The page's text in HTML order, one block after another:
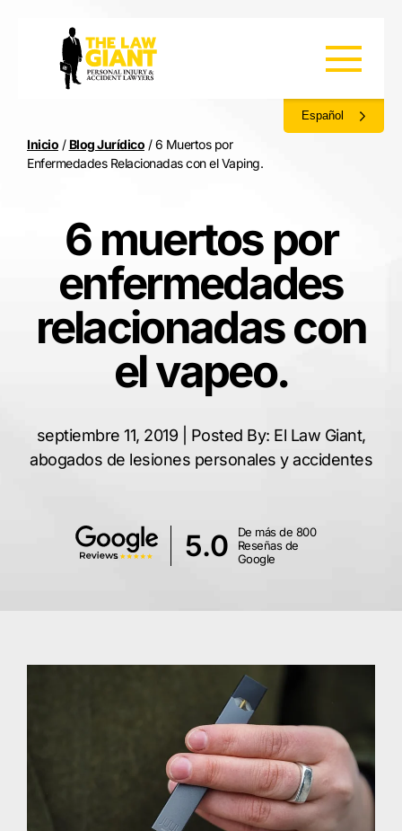
Español
Inicio / Blog Jurídico /6 Muertos por
Enfermedades Relacionadas con el Vaping.
5.0
De más de 800
Reseñas de
Google
6 muertos por
enfermedades
relacionadas con
el vapeo.
septiembre 11, 2019 | Posted By: El Law Giant,
abogados de lesiones personales y accidentes